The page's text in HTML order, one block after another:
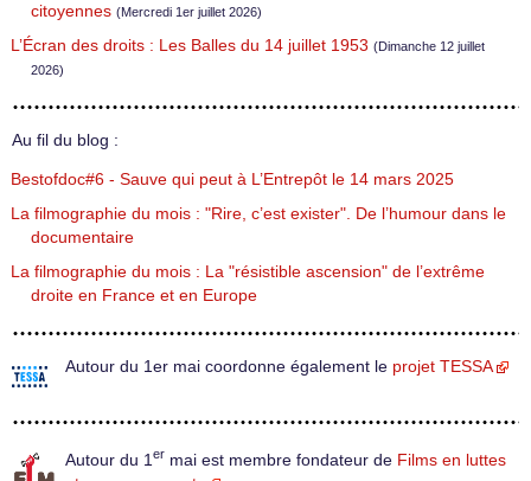
citoyennes (Mercredi 1er juillet 2026)
L’Écran des droits : Les Balles du 14 juillet 1953 (Dimanche 12 juillet
2026)
Au fil du blog :
Bestofdoc#6 - Sauve qui peut à L’Entrepôt le 14 mars 2025
La filmographie du mois : "Rire, c’est exister". De l’humour dans le
documentaire
La filmographie du mois : La "résistible ascension" de l’extrême
droite en France et en Europe
Autour du 1er mai coordonne également le projet TESSA
Autour du 1 er mai est membre fondateur de Films en luttes